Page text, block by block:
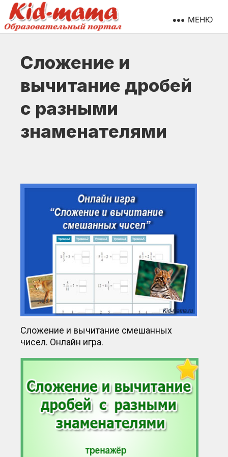
МЕНЮ
Сложение и
вычитание дробей
с разными
знаменателями
Сложение и вычитание смешанных
чисел. Онлайн игра.